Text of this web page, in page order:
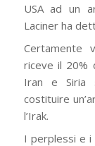
USA ad un
Laciner ha
Certamente
riceve il 20%
Iran e Siria
costituire
l’Irak.
I perplessi e i